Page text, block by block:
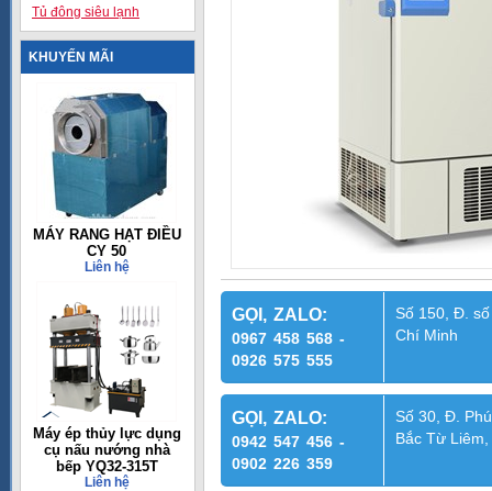
Tủ đông siêu lạnh
KHUYẾN MÃI
MÁY RANG HẠT ĐIỀU
CY 50
Liên hệ
Máy ép thủy lực dụng
cụ nấu nướng nhà
bếp YQ32-315T
Liên hệ
GỌI, ZALO:
0967 458 568 -
0926 575 555
Số 150, Đ.
Chí Minh
GỌI, ZALO:
0942 547 456 -
0902 226 359
Số 30, Đ.
Bắc Từ